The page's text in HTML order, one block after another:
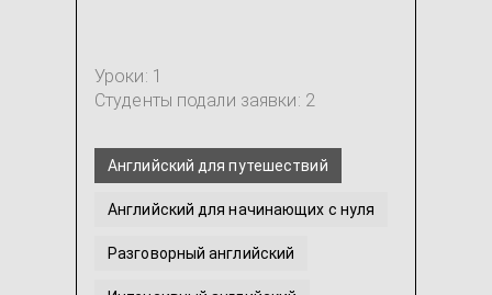
Уроки: 1
Студенты подали заявки: 2
Английский для путешествий
Английский для начинающих с нуля
Разговорный английский